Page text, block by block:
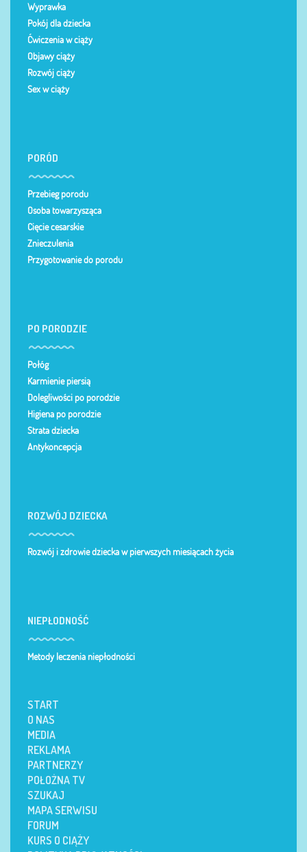
Wyprawka
Pokój dla dziecka
Ćwiczenia w ciąży
Objawy ciąży
Rozwój ciąży
Sex w ciąży
PORÓD
Przebieg porodu
Osoba towarzysząca
Cięcie cesarskie
Znieczulenia
Przygotowanie do porodu
PO PORODZIE
Połóg
Karmienie piersią
Dolegliwości po porodzie
Higiena po porodzie
Strata dziecka
Antykoncepcja
ROZWÓJ DZIECKA
Rozwój i zdrowie dziecka w pierwszych miesiącach życia
NIEPŁODNOŚĆ
Metody leczenia niepłodności
START
O NAS
MEDIA
REKLAMA
PARTNERZY
POŁOŻNA TV
SZUKAJ
MAPA SERWISU
FORUM
KURS O CIĄŻY